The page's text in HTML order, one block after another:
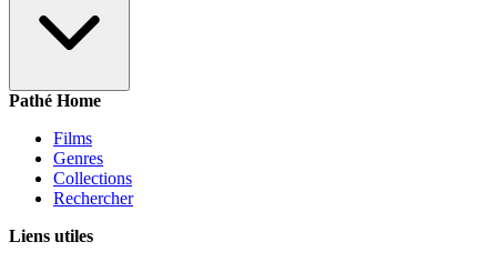
Pathé Home
Films
Genres
Collections
Rechercher
Liens utiles